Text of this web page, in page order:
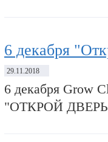
6 декабря
29.11.2018
6 декабря Grow
"ОТКРОЙ